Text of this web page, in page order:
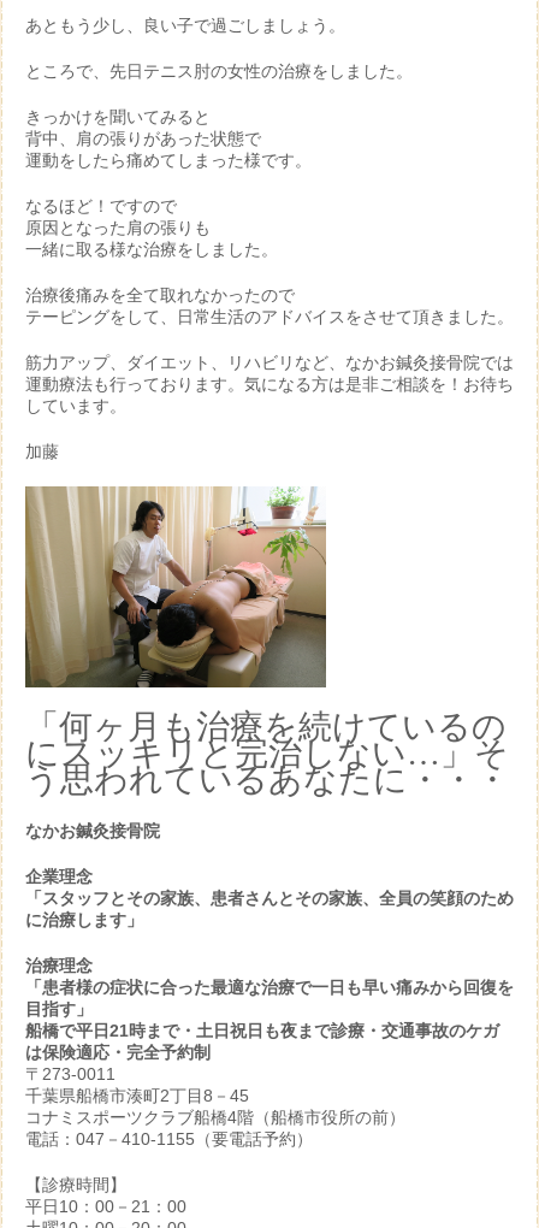
あともう少し、良い子で過ごしましょう。
ところで、先日テニス肘の女性の治療をしました。
きっかけを聞いてみると
背中、肩の張りがあった状態で
運動をしたら痛めてしまった様です。
なるほど！ですので
原因となった肩の張りも
一緒に取る様な治療をしました。
治療後痛みを全て取れなかったので
テーピングをして、日常生活のアドバイスをさせて頂きました。
筋力アップ、ダイエット、リハビリなど、なかお鍼灸接骨院では
運動療法も行っております。気になる方は是非ご相談を！お待ち
しています。
加藤
「何ヶ月も治療を続けているの
にスッキリと完治しない…」そ
う思われているあなたに・・・
なかお鍼灸接骨院
企業理念
「スタッフとその家族、患者さんとその家族、全員の笑顔のため
に治療します」
治療理念
「患者様の症状に合った最適な治療で一日も早い痛みから回復を
目指す」
船橋で平日21時まで・土日祝日も夜まで診療・交通事故のケガ
は保険適応・完全予約制
〒273-0011
千葉県船橋市湊町2丁目8－45
コナミスポーツクラブ船橋4階（船橋市役所の前）
電話：047－410-1155（要電話予約）
【診療時間】
平日10：00－21：00